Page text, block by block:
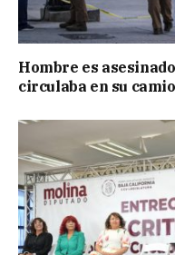
Hombre es
circulaba en su